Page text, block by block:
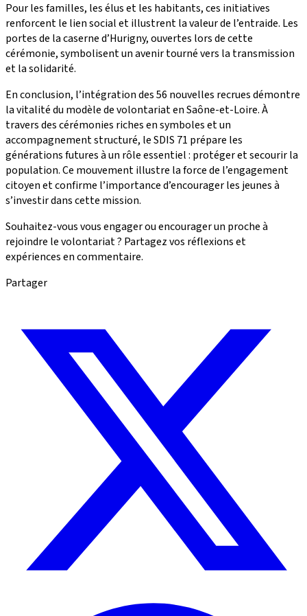
Pour les familles, les élus et les habitants, ces initiatives
renforcent le lien social et illustrent la valeur de l’entraide. Les
portes de la caserne d’Hurigny, ouvertes lors de cette
cérémonie, symbolisent un avenir tourné vers la transmission
et la solidarité.
En conclusion, l’intégration des 56 nouvelles recrues démontre
la vitalité du modèle de volontariat en Saône-et-Loire. À
travers des cérémonies riches en symboles et un
accompagnement structuré, le SDIS 71 prépare les
générations futures à un rôle essentiel : protéger et secourir la
population. Ce mouvement illustre la force de l’engagement
citoyen et confirme l’importance d’encourager les jeunes à
s’investir dans cette mission.
Souhaitez-vous vous engager ou encourager un proche à
rejoindre le volontariat ? Partagez vos réflexions et
expériences en commentaire.
Partager